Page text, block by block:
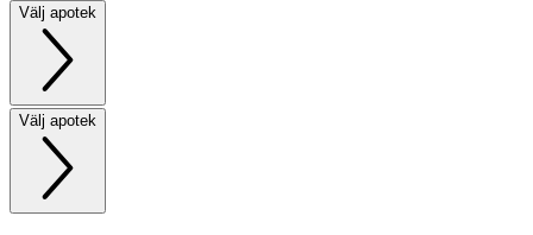
Välj apotek
Välj apotek